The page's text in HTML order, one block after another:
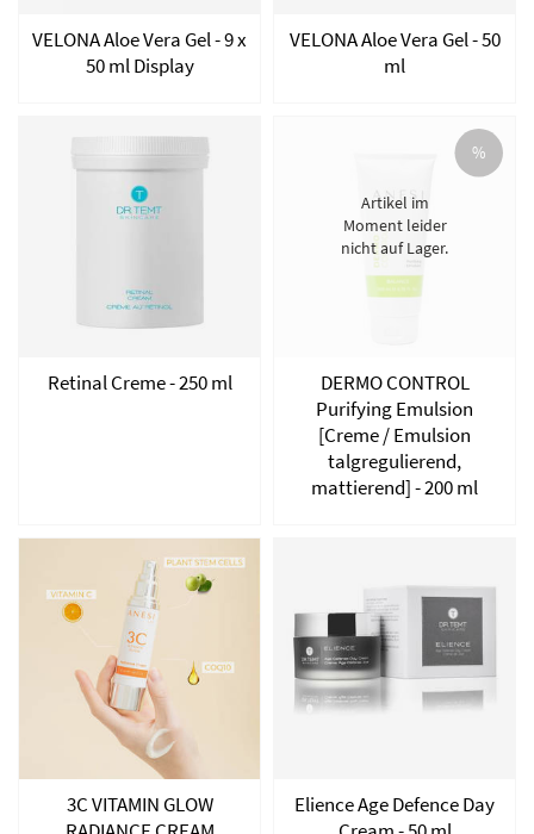
VELONA Aloe Vera Gel - 9 x
50 ml Display
VELONA Aloe Vera Gel - 50
ml
Retinal Creme - 250 ml
%
Artikel im
Moment leider
nicht auf Lager.
DERMO CONTROL
Purifying Emulsion
[Creme / Emulsion
talgregulierend,
mattierend] - 200 ml
3C VITAMIN GLOW
Elience Age Defence Day